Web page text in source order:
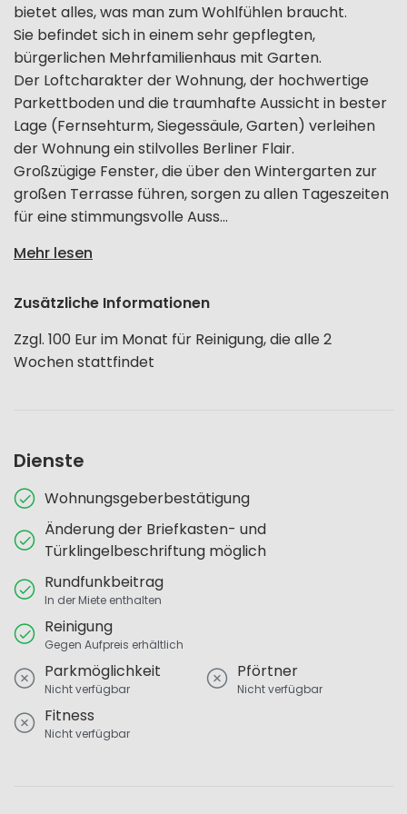
bietet alles, was man zum Wohlfühlen braucht.
Sie befindet sich in einem sehr gepflegten,
bürgerlichen Mehrfamilienhaus mit Garten.
Der Loftcharakter der Wohnung, der hochwertige
Parkettboden und die traumhafte Aussicht in bester
Lage (Fernsehturm, Siegessäule, Garten) verleihen
der Wohnung ein stilvolles Berliner Flair.
Großzügige Fenster, die über den Wintergarten zur
großen Terrasse führen, sorgen zu allen Tageszeiten
für eine stimmungsvolle Auss...
Mehr lesen
Zusätzliche Informationen
Zzgl. 100 Eur im Monat für Reinigung, die alle 2
Wochen stattfindet
Dienste
Wohnungsgeberbestätigung
Änderung der Briefkasten- und
Türklingelbeschriftung möglich
Rundfunkbeitrag
In der Miete enthalten
Reinigung
Gegen Aufpreis erhältlich
Parkmöglichkeit
Nicht verfügbar
Pförtner
Nicht verfügbar
Fitness
Nicht verfügbar